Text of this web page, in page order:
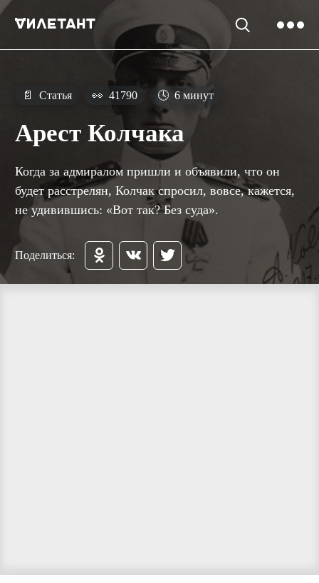
📄 Статья 👀 41790 🕓 6 минут
Арест Колчака
Когда за адмиралом пришли и объявили, что он
будет расстрелян, Колчак спросил, вовсе, кажется,
не удивившись: «Вот так? Без суда».
Поделиться: